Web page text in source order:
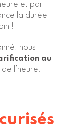
et par
la durée
!
nous
au
l’heure.